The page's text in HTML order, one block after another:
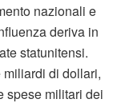
nazionali e
deriva in
statunitensi.
di dollari,
spese militari dei